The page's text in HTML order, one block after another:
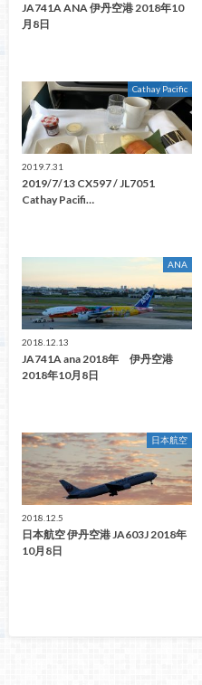
JA741A ANA 伊丹空港 2018年10
月8日
Cathay Pacific
2019.7.31
2019/7/13 CX597 / JL7051
Cathay Pacifi…
ANA
2018.12.13
JA741A ana 2018年 伊丹空港
2018年10月8日
日本航空
2018.12.5
日本航空 伊丹空港 JA603J 2018年
10月8日